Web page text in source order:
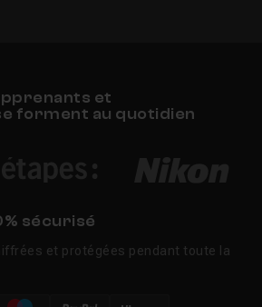
et
forment au quotidien
sécurisé
et protégées pendant toute la